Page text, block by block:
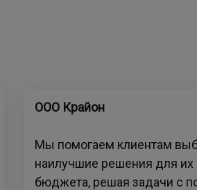
ООО Крайон
Мы помогаем клиентам
наилучшие решения для их
бюджета, решая задачи с